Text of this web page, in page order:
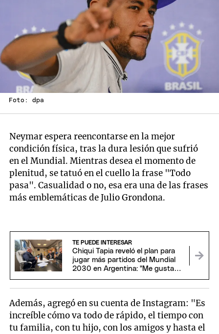
Foto: dpa
Neymar espera reencontarse en la mejor
condición física, tras la dura lesión que sufrió
en el Mundial. Mientras desea el momento de
plenitud, se tatuó en el cuello la frase "Todo
pasa". Casualidad o no, esa era una de las frases
más emblemáticas de Julio Grondona.
TE PUEDE INTERESAR
Chiqui Tapia reveló el plan para
jugar más partidos del Mundial
2030 en Argentina: "Me gustaría
Además, agregó en su cuenta de Instagram: "Es
increíble cómo va todo de rápido, el tiempo con
tu familia, con tu hijo, con los amigos y hasta el